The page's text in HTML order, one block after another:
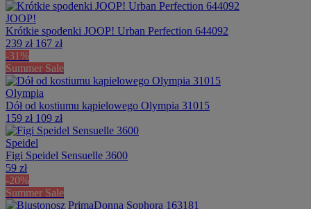
JOOP!
Krótkie spodenki JOOP! Urban Perfection 644092
239 zł 167 zł
-31%
Summer Sale
Olympia
Dół od kostiumu kąpielowego Olympia 31015
159 zł 109 zł
Speidel
Figi Speidel Sensuelle 3600
59 zł
-20%
Summer Sale